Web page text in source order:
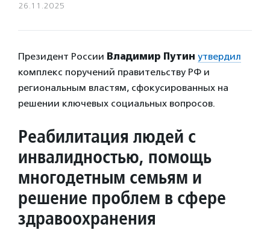
26.11.2025
Президент России Владимир Путин утвердил
комплекс поручений правительству РФ и
региональным властям, сфокусированных на
решении ключевых социальных вопросов.
Реабилитация людей с
инвалидностью, помощь
многодетным семьям и
решение проблем в сфере
здравоохранения